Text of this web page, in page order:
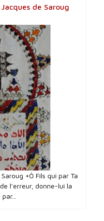
de Saroug
+Ô Fils qui par Ta
l’erreur, donne-lui la